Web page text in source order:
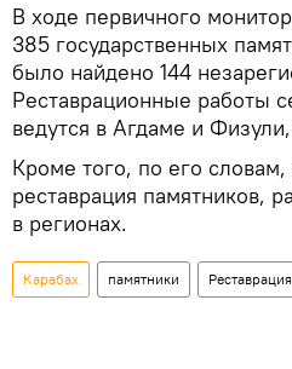
В ходе первичного
385 государственных
было найдено 144
Реставрационные работы
ведутся в Агдаме и
Кроме того, по его словам,
реставрация памятников,
в регионах.
Карабах памятники Реставрация